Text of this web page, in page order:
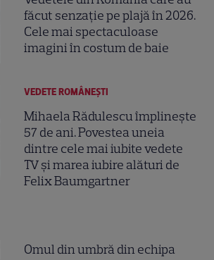
făcut senzație pe plajă în 2026.
Cele mai spectaculoase
imagini în costum de baie
VEDETE ROMÂNEŞTI
Mihaela Rădulescu împlinește
57 de ani. Povestea uneia
dintre cele mai iubite vedete
TV și marea iubire alături de
Felix Baumgartner
Omul din umbră din echipa